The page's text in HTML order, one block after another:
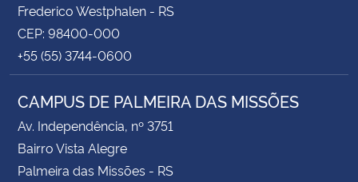
Frederico Westphalen - RS
CEP: 98400-000
+55 (55) 3744-0600
CAMPUS DE PALMEIRA DAS MISSÕES
Av. Independência, nº 3751
Bairro Vista Alegre
Palmeira das Missões - RS